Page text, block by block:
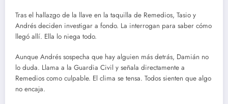
Tras el hallazgo de la llave en la taquilla de Remedios, Tasio y
Andrés deciden investigar a fondo. La interrogan para saber cómo
llegó allí. Ella lo niega todo.
Aunque Andrés sospecha que hay alguien más detrás, Damián no
lo duda. Llama a la Guardia Civil y señala directamente a
Remedios como culpable. El clima se tensa. Todos sienten que algo
no encaja.